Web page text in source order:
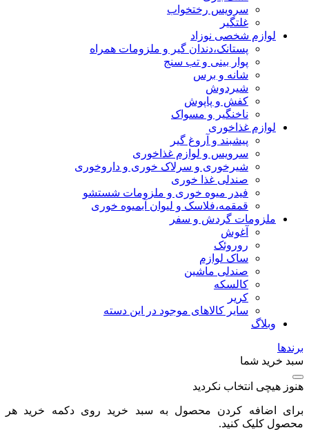
سرویس رختخواب
غلتگیر
لوازم شخصی نوزاد
پستانک،دندان گیر و ملزومات همراه
پوار بینی و تب سنج
شانه و برس
شیردوش
کفش و پاپوش
ناخنگیر و مسواک
لوازم غذاخوری
پیشبند و آروغ گیر
سرویس و لوازم غذاخوری
شیرخوری و سرلاک خوری و داروخوری
صندلی غذا خوری
فیدر میوه خوری و ملزومات شستشو
قمقمه،فلاسک و لیوان آبمیوه خوری
ملزومات گردش و سفر
آغوش
روروئک
ساک لوازم
صندلی ماشین
کالسکه
کریر
سایر کالاهای موجود در این دسته
وبلاگ
برندها
سبد خرید شما
هنوز هیچی انتخاب نکردید
برای اضافه کردن محصول به سبد خرید روی دکمه خرید هر
محصول کلیک کنید.